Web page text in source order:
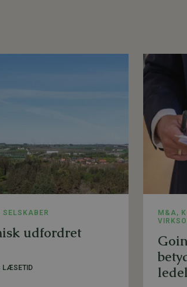
udfordret
LÆSETID
M&A,